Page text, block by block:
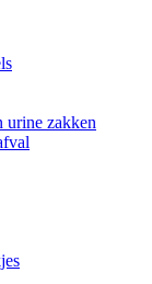
urine zakken